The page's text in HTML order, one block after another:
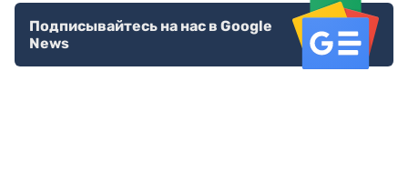
Подписывайтесь на нас в Google
News